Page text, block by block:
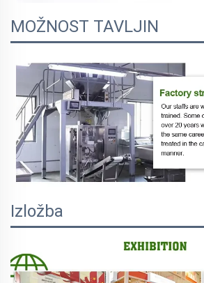
MOŽNOST TAVLJIN
Izložba